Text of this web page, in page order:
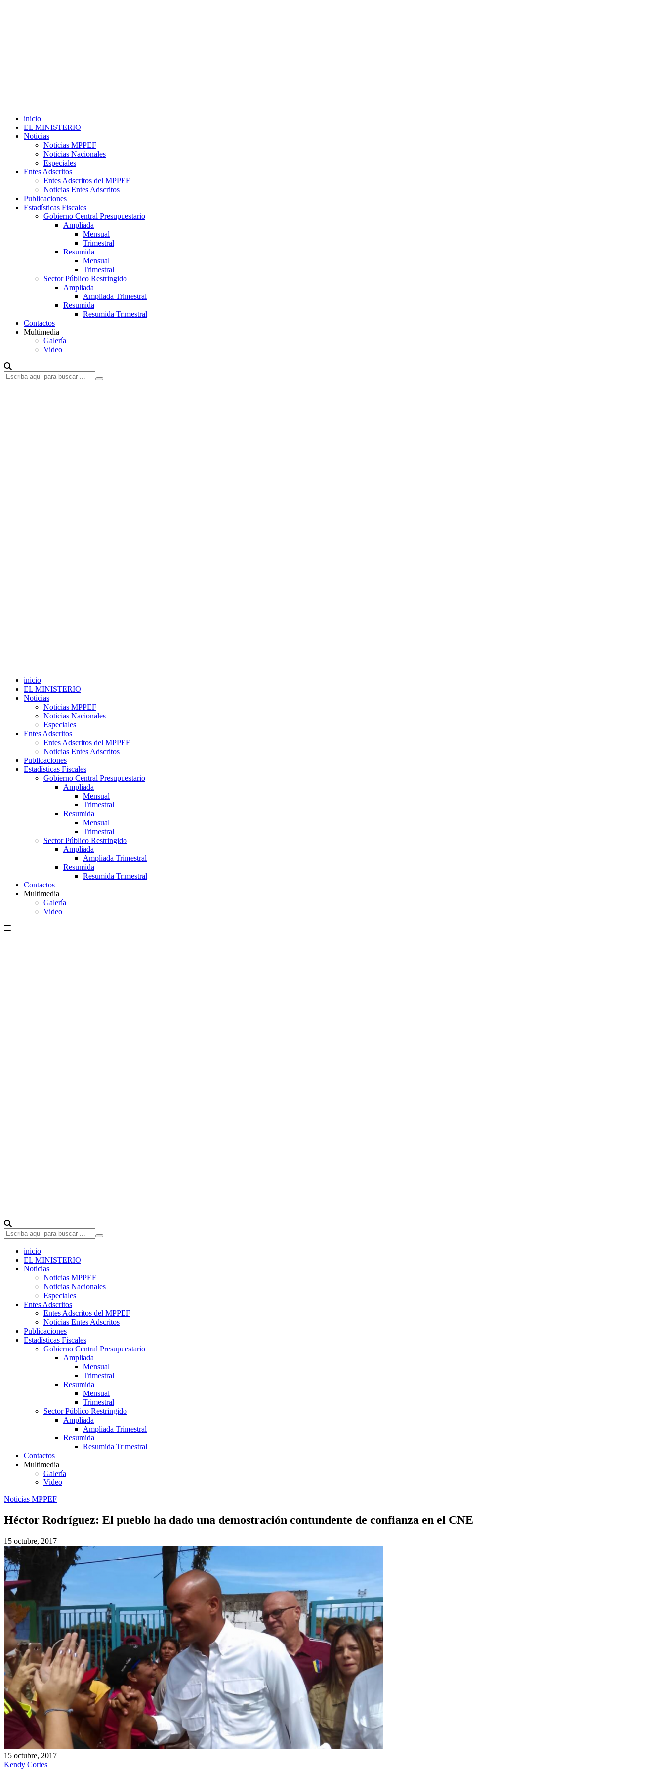
inicio
EL MINISTERIO
Noticias
Noticias MPPEF
Noticias Nacionales
Especiales
Entes Adscritos
Entes Adscritos del MPPEF
Noticias Entes Adscritos
Publicaciones
Estadísticas Fiscales
Gobierno Central Presupuestario
Ampliada
Mensual
Trimestral
Resumida
Mensual
Trimestral
Sector Público Restringido
Ampliada
Ampliada Trimestral
Resumida
Resumida Trimestral
Contactos
Multimedia
Galería
Video
inicio
EL MINISTERIO
Noticias
Noticias MPPEF
Noticias Nacionales
Especiales
Entes Adscritos
Entes Adscritos del MPPEF
Noticias Entes Adscritos
Publicaciones
Estadísticas Fiscales
Gobierno Central Presupuestario
Ampliada
Mensual
Trimestral
Resumida
Mensual
Trimestral
Sector Público Restringido
Ampliada
Ampliada Trimestral
Resumida
Resumida Trimestral
Contactos
Multimedia
Galería
Video
inicio
EL MINISTERIO
Noticias
Noticias MPPEF
Noticias Nacionales
Especiales
Entes Adscritos
Entes Adscritos del MPPEF
Noticias Entes Adscritos
Publicaciones
Estadísticas Fiscales
Gobierno Central Presupuestario
Ampliada
Mensual
Trimestral
Resumida
Mensual
Trimestral
Sector Público Restringido
Ampliada
Ampliada Trimestral
Resumida
Resumida Trimestral
Contactos
Multimedia
Galería
Video
Noticias MPPEF
Héctor Rodríguez: El pueblo ha dado una demostración contundente de confianza en el CNE
15 octubre, 2017
15 octubre, 2017
Kendy Cortes